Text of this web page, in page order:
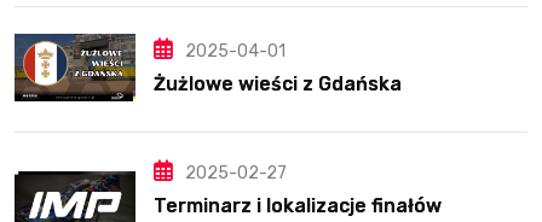
2025-04-01
Żużlowe wieści z Gdańska
2025-02-27
Terminarz i lokalizacje finałów